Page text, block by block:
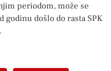
periodom, može se
godinu došlo do rasta SPK